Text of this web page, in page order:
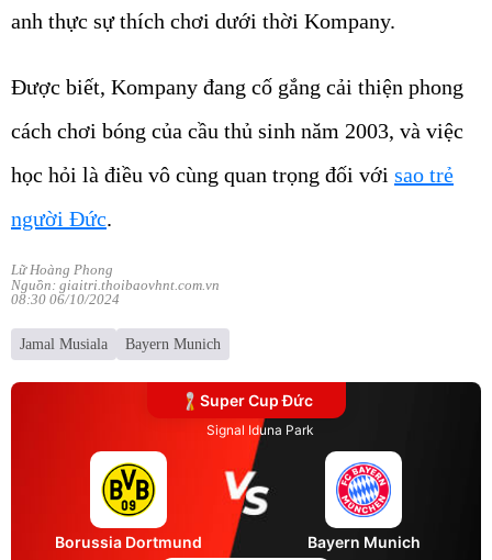
anh thực sự thích chơi dưới thời Kompany.
Được biết, Kompany đang cố gắng cải thiện phong
cách chơi bóng của cầu thủ sinh năm 2003, và việc
học hỏi là điều vô cùng quan trọng đối với sao trẻ
người Đức.
Lữ Hoàng Phong
Nguồn: giaitri.thoibaovhnt.com.vn
08:30 06/10/2024
Jamal Musiala Bayern Munich
Super Cup Đức
Signal Iduna Park
Borussia Dortmund Bayern Munich